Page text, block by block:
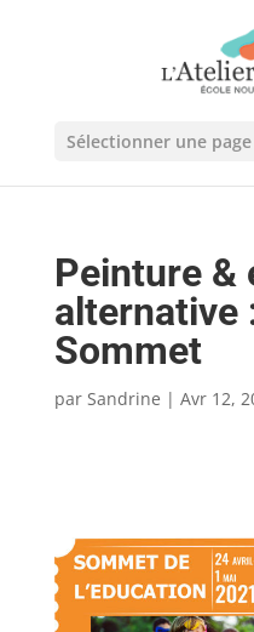
Sélectionner une page
Peinture &
alternative
Sommet
par Sandrine | Avr 12,